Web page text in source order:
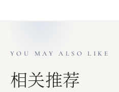
YOU MAY ALSO LIKE
相关推荐